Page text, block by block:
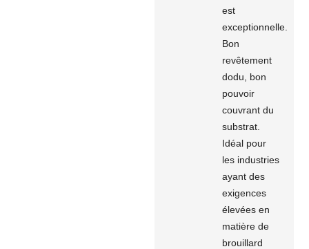
est
exceptionnelle.
Bon
revêtement
dodu, bon
pouvoir
couvrant du
substrat.
Idéal pour
les industries
ayant des
exigences
élevées en
matière de
brouillard